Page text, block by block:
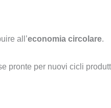
all’economia circolare.
pronte per nuovi cicli